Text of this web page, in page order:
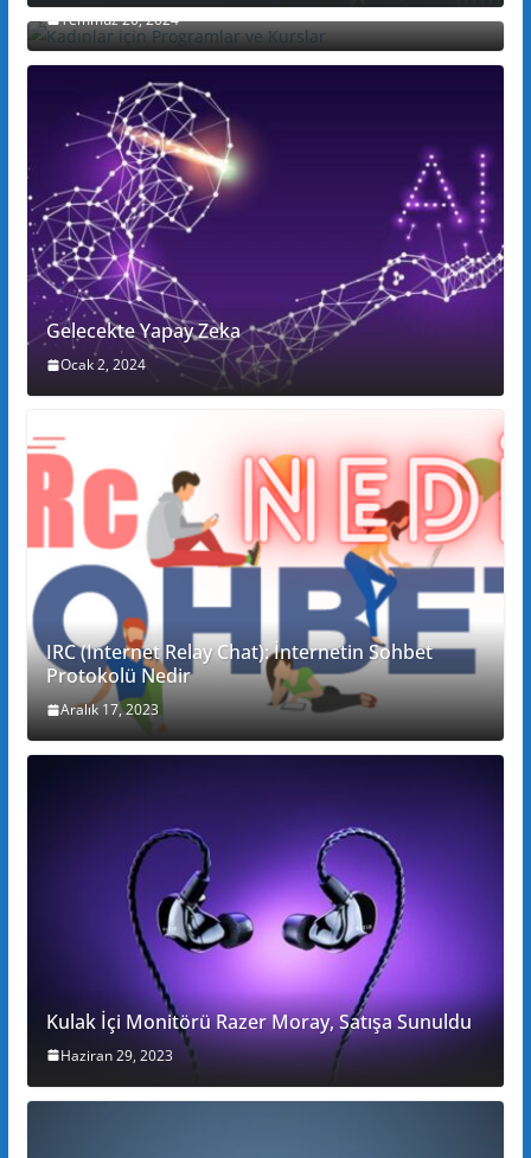
Temmuz 20, 2024
Gelecekte Yapay Zeka
Ocak 2, 2024
IRC (Internet Relay Chat): İnternetin Sohbet
Protokolü Nedir
Aralık 17, 2023
Kulak İçi Monitörü Razer Moray, Satışa Sunuldu
Haziran 29, 2023